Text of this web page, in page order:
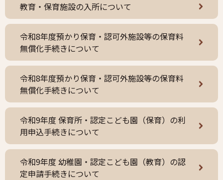
教育・保育施設の入所について
令和8年度預かり保育・認可外施設等の保育料
無償化手続きについて
令和8年度預かり保育・認可外施設等の保育料
無償化手続きについて
令和9年度 保育所・認定こども園（保育）の利
用申込手続きについて
令和9年度 幼稚園・認定こども園（教育）の認
定申請手続きについて